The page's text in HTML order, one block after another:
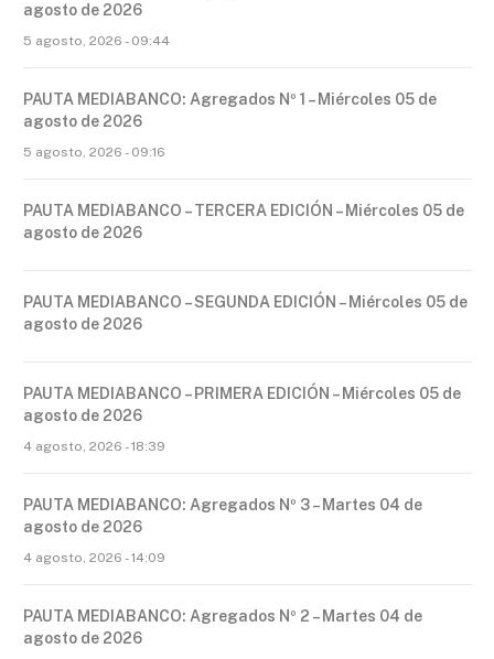
agosto de 2026
5 agosto, 2026 - 09:44
PAUTA MEDIABANCO: Agregados Nº 1 – Miércoles 05 de
agosto de 2026
5 agosto, 2026 - 09:16
PAUTA MEDIABANCO – TERCERA EDICIÓN – Miércoles 05 de
agosto de 2026
PAUTA MEDIABANCO – SEGUNDA EDICIÓN – Miércoles 05 de
agosto de 2026
PAUTA MEDIABANCO – PRIMERA EDICIÓN – Miércoles 05 de
agosto de 2026
4 agosto, 2026 - 18:39
PAUTA MEDIABANCO: Agregados Nº 3 – Martes 04 de
agosto de 2026
4 agosto, 2026 - 14:09
PAUTA MEDIABANCO: Agregados Nº 2 – Martes 04 de
agosto de 2026